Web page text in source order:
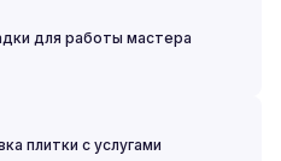
для работы мастера
плитки с услугами